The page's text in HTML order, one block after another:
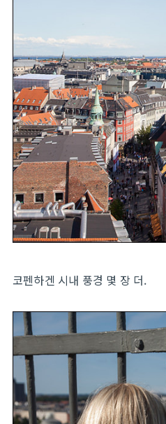
코펜하겐 시내 풍경 몇 장 더.